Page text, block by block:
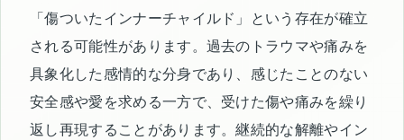
「傷ついたインナーチャイルド」という存在が確立
される可能性があります。過去のトラウマや痛みを
具象化した感情的な分身であり、感じたことのない
安全感や愛を求める一方で、受けた傷や痛みを繰り
返し再現することがあります。継続的な解離やイン